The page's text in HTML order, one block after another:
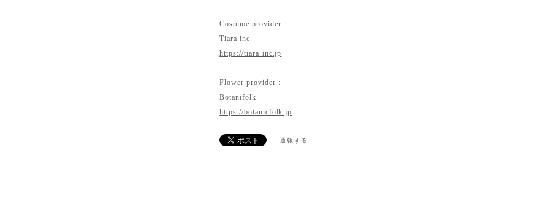
Costume provider :
Tiara inc.
https://tiara-inc.jp
Flower provider :
Botanifolk
https://botanicfolk.jp
通報する